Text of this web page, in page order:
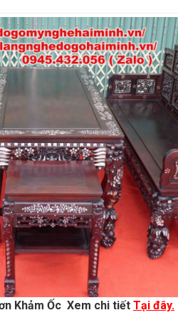
Khảm Ốc Xem chi tiết Tại đây.